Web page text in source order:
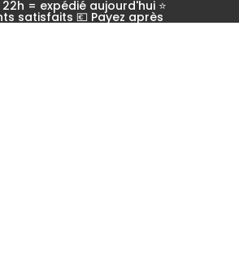
= expédié aujourd'hui ⭐
satisfaits 💶 Payez après